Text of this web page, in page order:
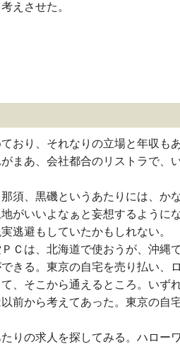
えさせた。
おり、それなりの立場と年収も
まあ、会社都合のリストラで、
須、黒磯というあたりには、か
がいいよなぁと妄想するように
逃避もしていたかもしれない。
Ｃは、北海道で使おうが、沖縄
きる。東京の自宅を売り払い、
、そこから通えるところ。いず
前から考えてあった。東京の自
りの求人を探してみる。ハロー